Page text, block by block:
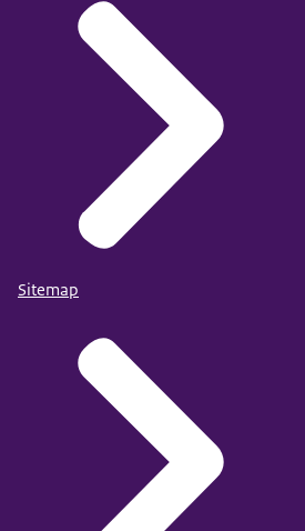
Sitemap